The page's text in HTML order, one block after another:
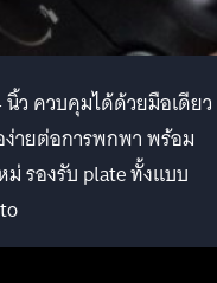
ว ควบคุมได้ด้วยมือเดียว
ายต่อการพกพา พร้อม
รองรับ plate ทั้งแบบ